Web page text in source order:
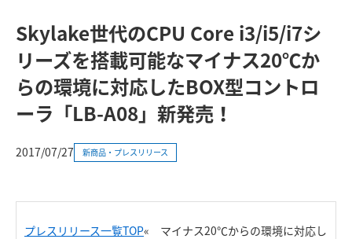
Skylake世代のCPU Core i3/i5/i7シ
リーズを搭載可能なマイナス20℃か
らの環境に対応したBOX型コントロ
ーラ「LB-A08」新発売！
2017/07/27 新商品・プレスリリース
プレスリリース一覧TOP«
マイナス20℃からの環境に対応し